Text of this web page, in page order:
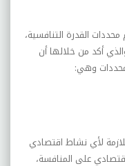
القدرة التنافسية،
أكد من خلالها أن
محددات وهي:
لأي نشاط اقتصادي
على المنافسة،